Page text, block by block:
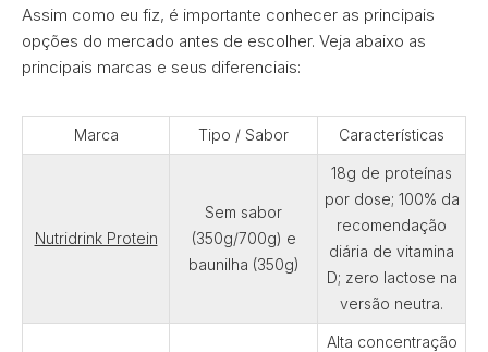
Assim como eu fiz, é importante conhecer as principais
opções do mercado antes de escolher. Veja abaixo as
principais marcas e seus diferenciais:
Marca Tipo / Sabor Características
Nutridrink Protein
Sem sabor
(350g/700g) e
baunilha (350g)
18g de proteínas
por dose; 100% da
recomendação
diária de vitamina
D; zero lactose na
versão neutra.
Alta concentração